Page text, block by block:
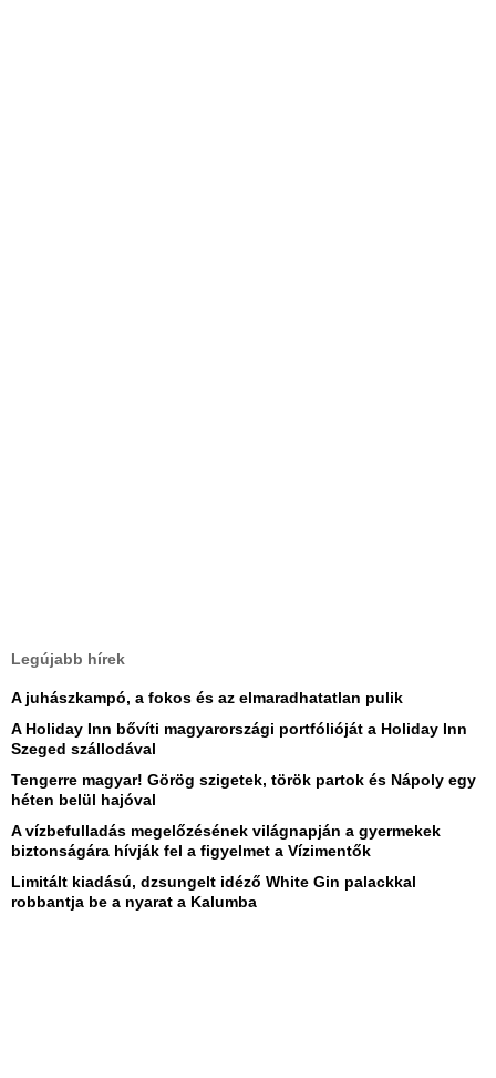
Legújabb hírek
A juhászkampó, a fokos és az elmaradhatatlan pulik
A Holiday Inn bővíti magyarországi portfólióját a Holiday Inn
Szeged szállodával
Tengerre magyar! Görög szigetek, török partok és Nápoly egy
héten belül hajóval
A vízbefulladás megelőzésének világnapján a gyermekek
biztonságára hívják fel a figyelmet a Vízimentők
Limitált kiadású, dzsungelt idéző White Gin palackkal
robbantja be a nyarat a Kalumba